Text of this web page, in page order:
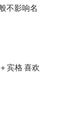
不影响名
宾格 喜欢